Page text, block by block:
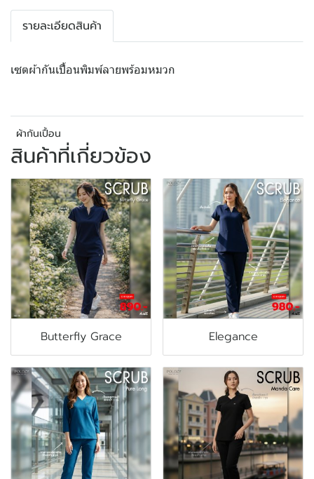
รายละเอียดสินค้า
เซตผ้ากันเปื้อนพิมพ์ลายพร้อมหมวก
ผ้ากันเปื้อน
สินค้าที่เกี่ยวข้อง
Butterfly Grace Elegance